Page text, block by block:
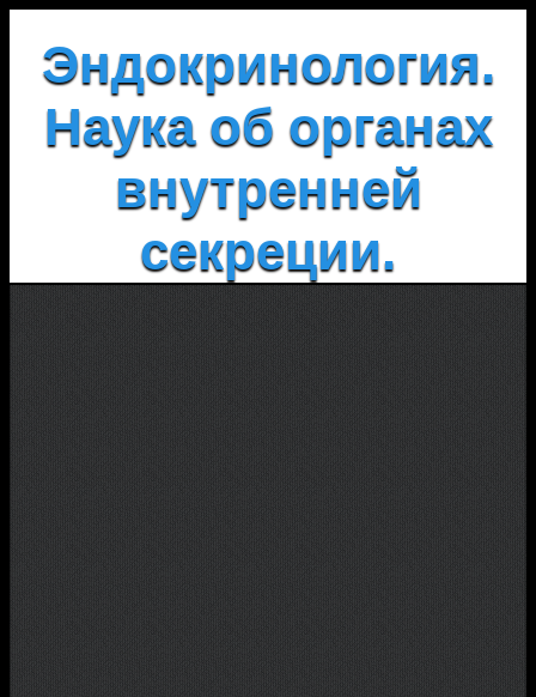
Эндокринология.
Наука об органах
внутренней
секреции.